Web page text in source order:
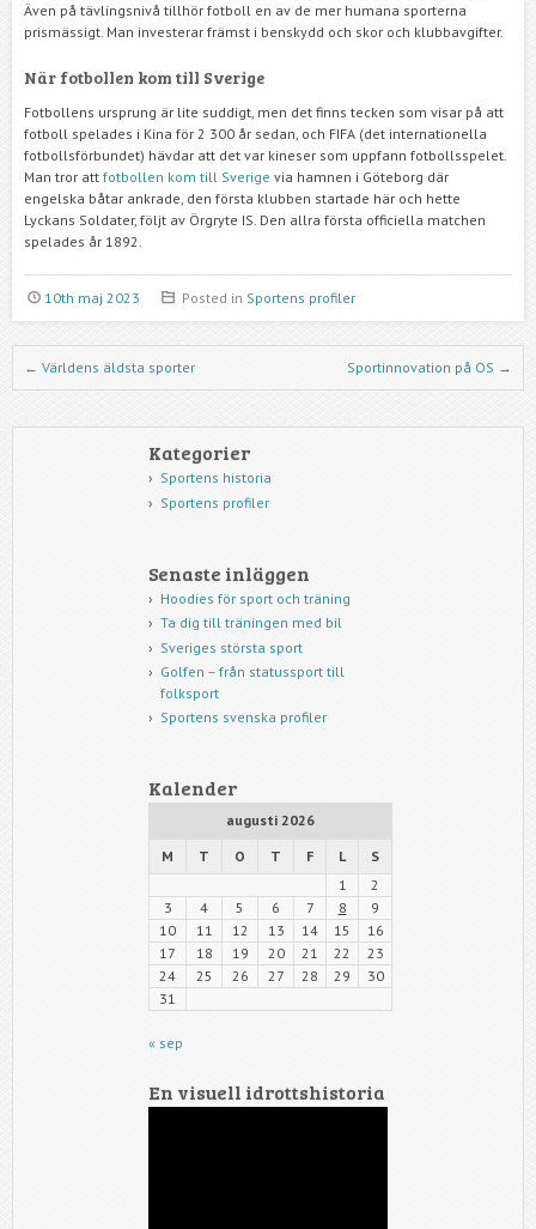
Även på tävlingsnivå tillhör fotboll en av de mer humana sporterna
prismässigt. Man investerar främst i benskydd och skor och klubbavgifter.
När fotbollen kom till Sverige
Fotbollens ursprung är lite suddigt, men det finns tecken som visar på att
fotboll spelades i Kina för 2 300 år sedan, och FIFA (det internationella
fotbollsförbundet) hävdar att det var kineser som uppfann fotbollsspelet.
Man tror att fotbollen kom till Sverige via hamnen i Göteborg där
engelska båtar ankrade, den första klubben startade här och hette
Lyckans Soldater, följt av Örgryte IS. Den allra första officiella matchen
spelades år 1892.
10th maj 2023 Posted in Sportens profiler
Post navigation
← Världens äldsta sporter Sportinnovation på OS →
Kategorier
Sportens historia
Sportens profiler
Senaste inläggen
Hoodies för sport och träning
Ta dig till träningen med bil
Sveriges största sport
Golfen – från statussport till
folksport
Sportens svenska profiler
Kalender
augusti 2026
M
T O T F L
S
1
2
3
4 5 6 7 8
9
10
11 12 13 14 15
16
17
18 19 20 21 22
23
24
25 26 27 28 29
30
31
« sep
En visuell idrottshistoria